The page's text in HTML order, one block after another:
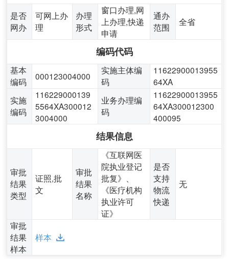
是否
网办
可网上办
理
办理
形式
窗口办理,网
上办理,快递
申请
通办
范围
全省
编码代码
基本
编码
000123004000
实施主体编
码
11622900013955
64XA
实施
编码
116229000139
5564XA300012
3004000
业务办理编
码
11622900013955
64XA300012300
400095
结果信息
审批
结果
类型
证照,批
文
审批
结果
名称
《互联网医
院执业登记
批复》、
《医疗机构
执业许可
证》
是否
支持
物流
快递
无
审批
结果
样本
样本